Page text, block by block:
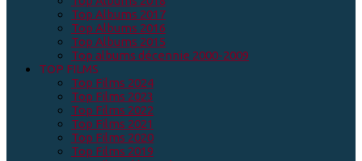
Top Albums 2017
Top Albums 2016
Top Albums 2015
Top albums décennie 2000-2009
TOP FILMS
Top Films 2024
Top Films 2023
Top Films 2022
Top Films 2021
Top Films 2020
Top Films 2019